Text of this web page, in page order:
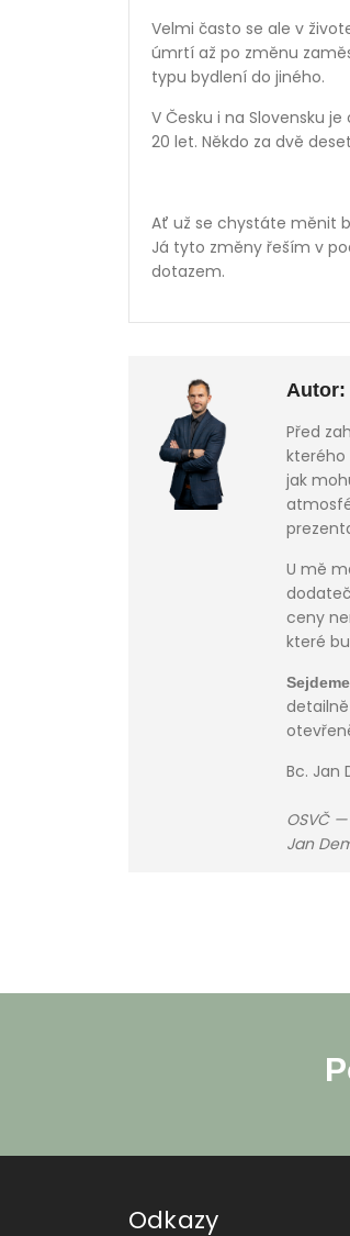
Velmi často se ale v
úmrtí až po změnu
typu bydlení do jiného.
V Česku i na Slovensku
20 let. Někdo za dvě
Ať už se chystáte měnit
Já tyto změny řeším v
dotazem.
Autor:
Před
kterého
jak
U mě
ceny
které
Bc. Jan
OSVČ —
Jan
Odkazy